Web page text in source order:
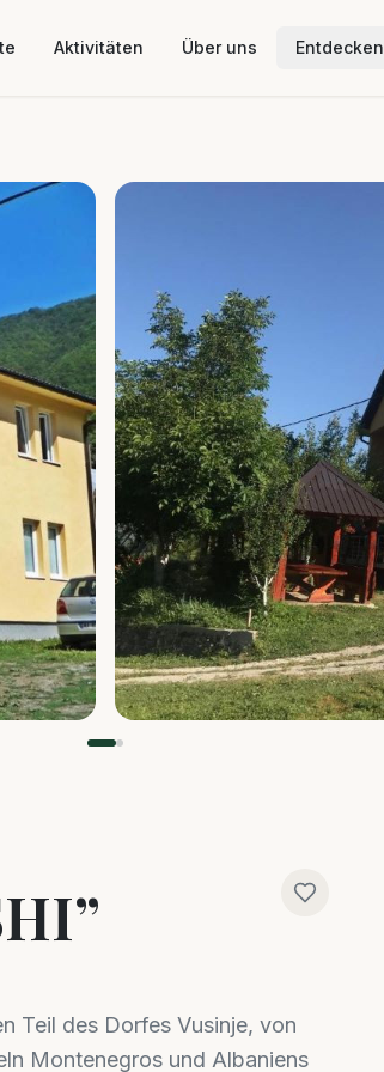
Aktivitäten Über uns Entdecken
Teil des Dorfes Vusinje, von
Montenegros und Albaniens